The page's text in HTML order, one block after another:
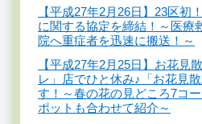
【平成27年2月26日】23区初
に関する協定を締結！～医療
院へ重症者を迅速に搬送！～
【平成27年2月25日】お花見
レ」店でひと休み♪「お花見
す！～春の花の見どころ7コ
ポットも合わせて紹介～